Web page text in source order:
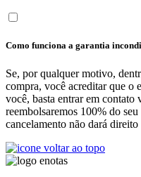
Como funciona a garantia
Se, por qualquer motivo,
compra, você acreditar que o
você, basta entrar em contato
reembolsaremos 100% do
cancelamento não dará direito